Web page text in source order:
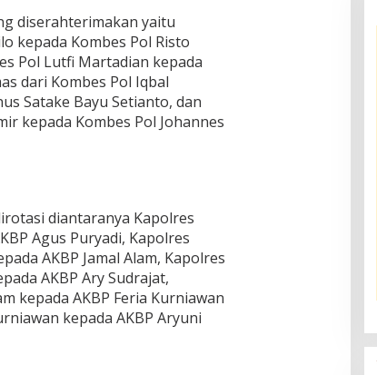
diserahterimakan yaitu
kepada Kombes Pol Risto
Pol Lutfi Martadian kepada
dari Kombes Pol Iqbal
Satake Bayu Setianto, dan
kepada Kombes Pol Johannes
diantaranya Kapolres
Agus Puryadi, Kapolres
AKBP Jamal Alam, Kapolres
AKBP Ary Sudrajat,
kepada AKBP Feria Kurniawan
kepada AKBP Aryuni